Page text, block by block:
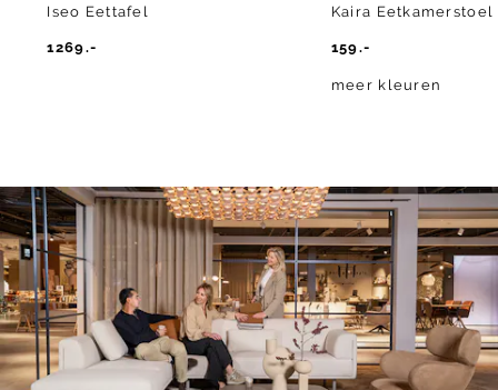
Iseo Eettafel
1269.-
Kaira Eetkamerstoel
159.-
meer kleuren